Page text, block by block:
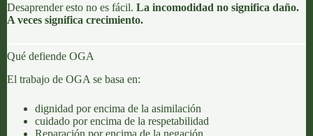
Desaprender esto no es fácil. La incomodidad no significa daño.
A veces significa crecimiento.
Qué defiende OGA
El trabajo de OGA se basa en:
dignidad por encima de la asimilación
cuidado por encima de la respetabilidad
Reparación por encima de la negación